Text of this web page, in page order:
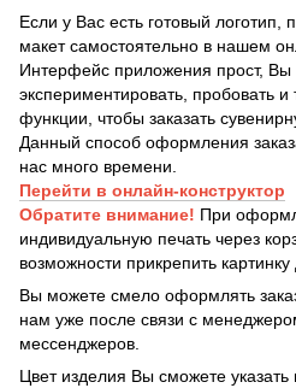
Если у Вас есть готовый логотип,
макет самостоятельно в нашем
Интерфейс приложения прост,
экспериментировать, пробовать
функции, чтобы заказать
Данный способ оформления
нас много времени.
Перейти в онлайн-конструктор
Обратите внимание! При
индивидуальную печать через
возможности прикрепить картинку
Вы можете смело оформлять
нам уже после связи с
мессенджеров.
Цвет изделия Вы сможете